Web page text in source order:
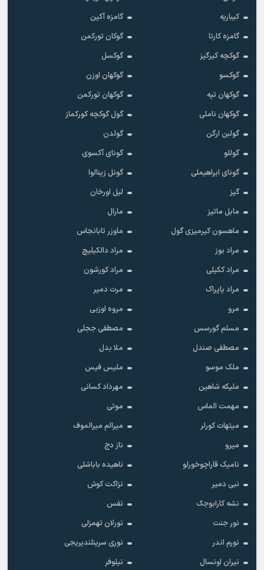
کیباریه
گامزه آکین
گامزه کارتا
گوکان تورکمن
گوکچه کیرگیز
گوکسل
گوکسو
گوکهان اوزن
گوکهان تپه
گوکهان تورکمن
گوکهان ناملی
گول گوکچه کورکماز
گولبن ارگن
گولدن
گوللو
گونای آکسوی
گونای ابراهیملی
گونل زینالوا
گیز
لیل اورخان
مابل ماتیز
مارال
ماهسون کیرمیزی گول
ماوزر تابانجاس
مراد بوز
مراد دالکیلیچ
مراد ککیلی
مراد کورشون
مراد یاپراک
مرت دمیر
مرو
مروه اوزبی
مسلم گورسس
مصطفی ججلی
مصطفی صندل
ملا بدل
ملک موسو
ملیس فیس
ملیکه شاهین
مهرداد کسانی
مهمت الماس
موتی
میتهات کورلر
میرالم میرالموف
میرو
ناز دج
نامیک قاراچوخورلو
ناهیده باباشلی
نبی دمیر
نزاکت کوش
نشه کارابوجک
نفس
نور جنت
نورلان تهمزلی
نورم اندر
نوری سرینلندیریجی
نیران اونسال
نیلوفر